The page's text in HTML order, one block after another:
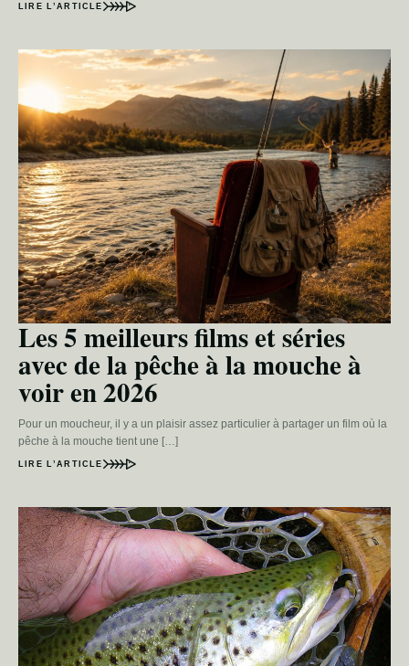
LIRE L’ARTICLE
Les 5 meilleurs films et séries
avec de la pêche à la mouche à
voir en 2026
Pour un moucheur, il y a un plaisir assez particulier à partager un film où la
pêche à la mouche tient une […]
LIRE L’ARTICLE